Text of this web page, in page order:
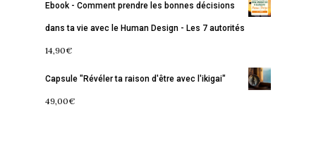
Ebook - Comment prendre les bonnes décisions
dans ta vie avec le Human Design - Les 7 autorités
14,90€
Capsule "Révéler ta raison d'être avec l'ikigai"
49,00€
Accompagnements
La Boussole
Renaissance
Membership
Boutique
Contact